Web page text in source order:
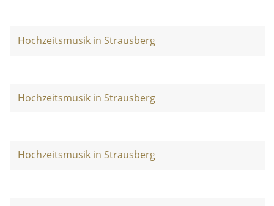
Hochzeitsmusik in Strausberg
Hochzeitsmusik in Strausberg
Hochzeitsmusik in Strausberg